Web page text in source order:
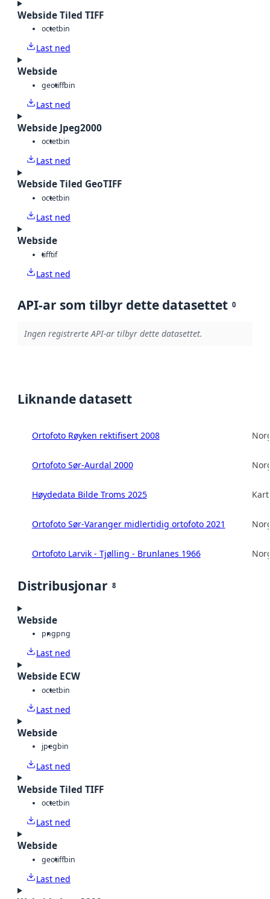
Webside Tiled TIFF
octetbin
Last ned
Webside
geotiffbin
Last ned
Webside Jpeg2000
octetbin
Last ned
Webside Tiled GeoTIFF
octetbin
Last ned
Webside
tifftif
Last ned
API-ar som tilbyr dette datasettet 0
Ingen registrerte API-ar tilbyr dette datasettet.
Liknande datasett
Ortofoto Røyken rektifisert 2008
Ortofoto Sør-Aurdal 2000
Høydedata Bilde Troms 2025
Ortofoto Sør-Varanger midlertidig ortofoto 2021
Ortofoto Larvik - Tjølling - Brunlanes 1966
Distribusjonar 8
Webside
pngpng
Last ned
Webside ECW
octetbin
Last ned
Webside
jpegbin
Last ned
Webside Tiled TIFF
octetbin
Last ned
Webside
geotiffbin
Last ned